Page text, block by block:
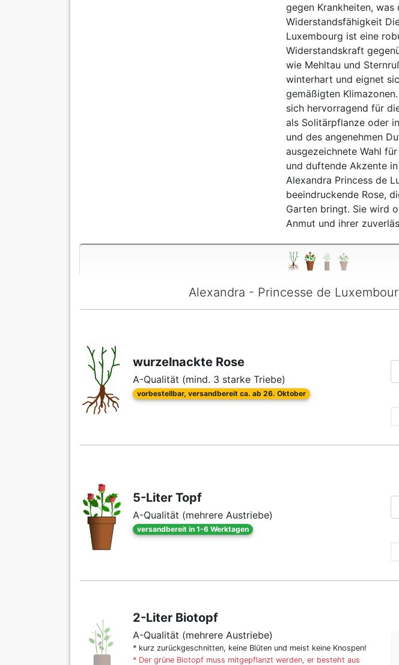
gegen Krankheiten,
Widerstandsfähigkeit
Luxembourg ist eine
Widerstandskraft
wie Mehltau und
winterhart und eignet
gemäßigten
sich hervorragend für
als Solitärpflanze oder
und des angenehmen
ausgezeichnete Wahl
und duftende Akzente
Alexandra Princess de
beeindruckende Rose,
Garten bringt. Sie wird
Anmut und ihrer
Alexandra - Princesse de
wurzelnackte Rose
A-Qualität (mind. 3 starke Triebe)
vorbestellbar, versandbereit ca. ab 26. Oktober
5-Liter Topf
A-Qualität (mehrere Austriebe)
versandbereit in 1-6 Werktagen
2-Liter Biotopf
A-Qualität (mehrere Austriebe)
* kurz zurückgeschnitten, keine Blüten und meist keine Knospen!
* Der grüne Biotopf muss mitgepflanzt werden, er besteht aus